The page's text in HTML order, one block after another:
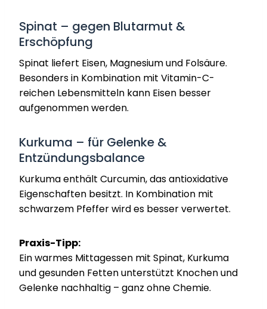
Spinat – gegen Blutarmut &
Erschöpfung
Spinat liefert Eisen, Magnesium und Folsäure.
Besonders in Kombination mit Vitamin-C-
reichen Lebensmitteln kann Eisen besser
aufgenommen werden.
Kurkuma – für Gelenke &
Entzündungsbalance
Kurkuma enthält Curcumin, das antioxidative
Eigenschaften besitzt. In Kombination mit
schwarzem Pfeffer wird es besser verwertet.
Praxis-Tipp:
Ein warmes Mittagessen mit Spinat, Kurkuma
und gesunden Fetten unterstützt Knochen und
Gelenke nachhaltig – ganz ohne Chemie.